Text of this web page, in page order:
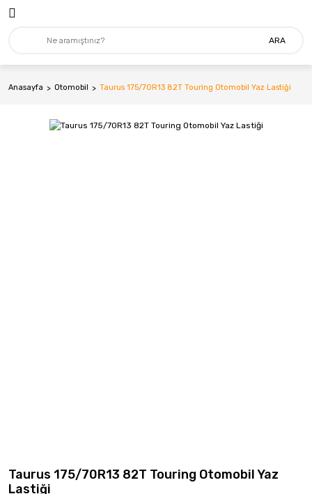
ARA
Anasayfa Otomobil Taurus 175/70R13 82T Touring Otomobil Yaz Lastiği
Taurus 175/70R13 82T Touring Otomobil Yaz
Lastiği